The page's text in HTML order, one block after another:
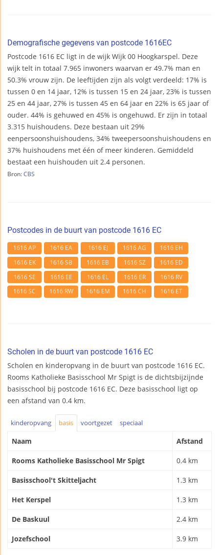
Demografische gegevens van postcode 1616EC
Postcode 1616 EC ligt in de wijk Wijk 00 Hoogkarspel. Deze
wijk telt in totaal 7.965 inwoners waarvan er 49.7% man en
50.3% vrouw zijn. De leeftijden zijn als volgt verdeeld: 17% is
tussen 0 en 14 jaar, 12% is tussen 15 en 24 jaar, 23% is tussen
25 en 44 jaar, 27% is tussen 45 en 64 jaar en 22% is 65 jaar of
ouder. 44% is gehuwed en 45% is ongehuwd. Er zijn in totaal
3.315 huishoudens. Deze bestaan uit 29%
eenpersoonshuishoudens, 34% tweepersoonshuishoudens en
37% huishoudens met één of meer kinderen. Gemiddeld
bestaat een huishouden uit 2.4 personen.
Bron: CBS
Postcodes in de buurt van postcode 1616 EC
1616 AP 1616 EA 1616 EJ 1616 AG
1616 EH
1616 EK
1616 SB 1616 EB 1616 SZ
1616 ED
1616 SE
1616 EE 1616 EL 1616 ER
1616 RV
1616 SC
1616 RW 1616 EM 1616 CH 1616 ET
Scholen in de buurt van postcode 1616 EC
Scholen en kinderopvang in de buurt van postcode 1616 EC.
Rooms Katholieke Basisschool Mr Spigt is de dichtsbijzijnde
basisschool bij postcode 1616 EC. Deze basisschool ligt op
een afstand van 0.4 km.
kinderopvang basis voortgezet speciaal
Naam Afstand
Rooms Katholieke Basisschool Mr Spigt 0.4 km
Basisschool't Skitteljacht 1.3 km
Het Kerspel 1.3 km
De Baskuul 2.4 km
Jozefschool 3.9 km